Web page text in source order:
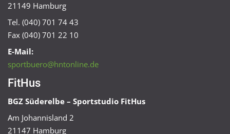
21149 Hamburg
Tel. (040) 701 74 43
Fax (040) 701 22 10
E-Mail:
sportbuero@hntonline.de
FitHus
BGZ Süderelbe – Sportstudio FitHus
Am Johannisland 2
21147 Hamburg